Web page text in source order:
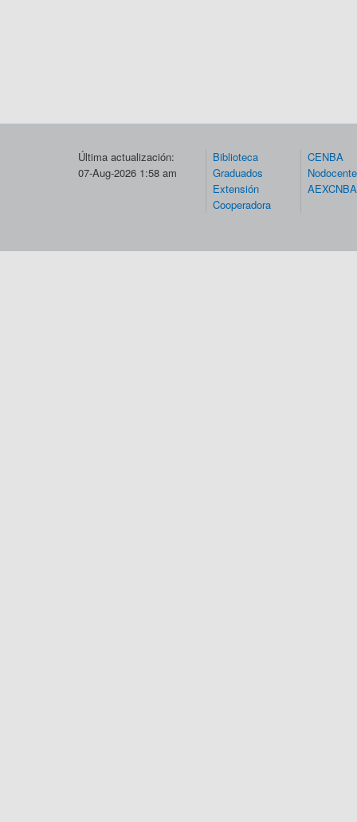
Última actualización:
07-Aug-2026 1:58 am
Biblioteca
Graduados
Extensión
Cooperadora
CENBA
AEXCNBA